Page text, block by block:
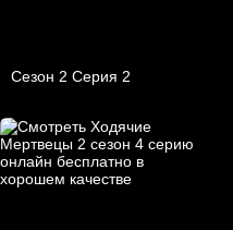
Сезон 2 Серия 2